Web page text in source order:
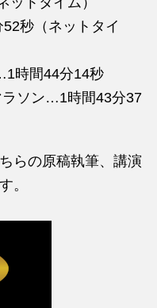
秒（ネットタイ
時間44分14秒
ラソン…1時間43分37
らの原稿執筆、講演
。